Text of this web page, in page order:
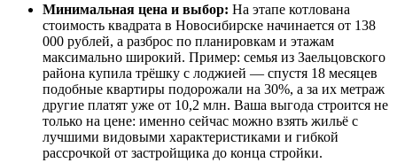
Минимальная цена и выбор: На этапе котлована
стоимость квадрата в Новосибирске начинается от 138
000 рублей, а разброс по планировкам и этажам
максимально широкий. Пример: семья из Заельцовского
района купила трёшку с лоджией — спустя 18 месяцев
подобные квартиры подорожали на 30%, а за их метраж
другие платят уже от 10,2 млн. Ваша выгода строится не
только на цене: именно сейчас можно взять жильё с
лучшими видовыми характеристиками и гибкой
рассрочкой от застройщика до конца стройки.